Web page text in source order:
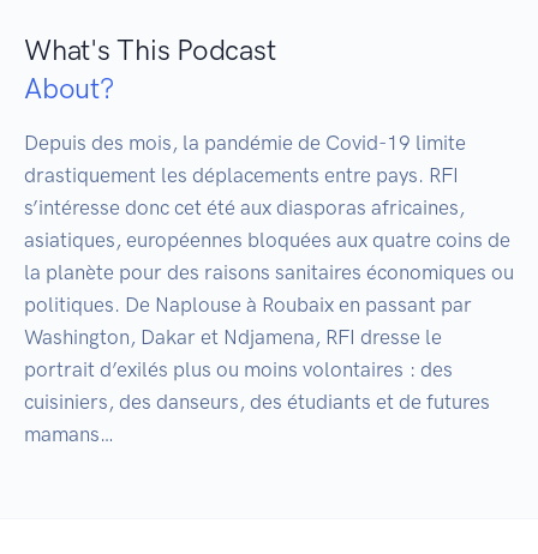
What's This Podcast
About?
Depuis des mois, la pandémie de Covid-19 limite
drastiquement les déplacements entre pays. RFI
s’intéresse donc cet été aux diasporas africaines,
asiatiques, européennes bloquées aux quatre coins de
la planète pour des raisons sanitaires économiques ou
politiques. De Naplouse à Roubaix en passant par
Washington, Dakar et Ndjamena, RFI dresse le
portrait d’exilés plus ou moins volontaires : des
cuisiniers, des danseurs, des étudiants et de futures